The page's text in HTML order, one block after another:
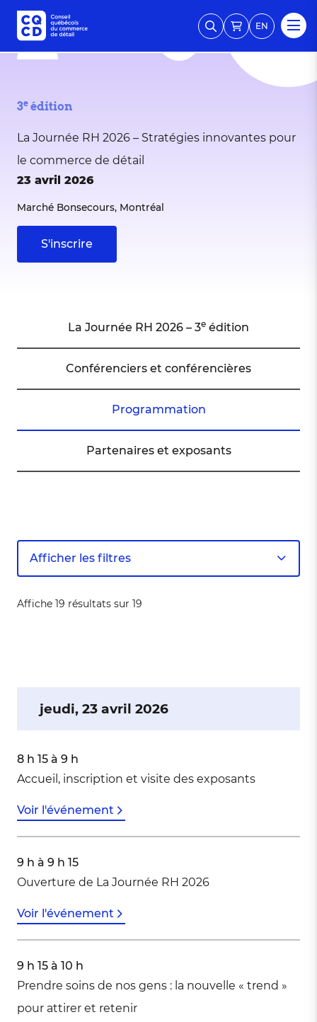
EN
3e édition
La Journée RH 2026 – Stratégies innovantes pour
le commerce de détail
23 avril 2026
Marché Bonsecours, Montréal
S'inscrire
La Journée RH 2026 – 3e édition
Conférenciers et conférencières
Programmation
Partenaires et exposants
Afficher les filtres
Affiche 19 résultats sur 19
jeudi, 23 avril 2026
8 h 15 à 9 h
Accueil, inscription et visite des exposants
Voir l'événement
9 h à 9 h 15
Ouverture de La Journée RH 2026
Voir l'événement
9 h 15 à 10 h
Prendre soins de nos gens : la nouvelle « trend »
pour attirer et retenir